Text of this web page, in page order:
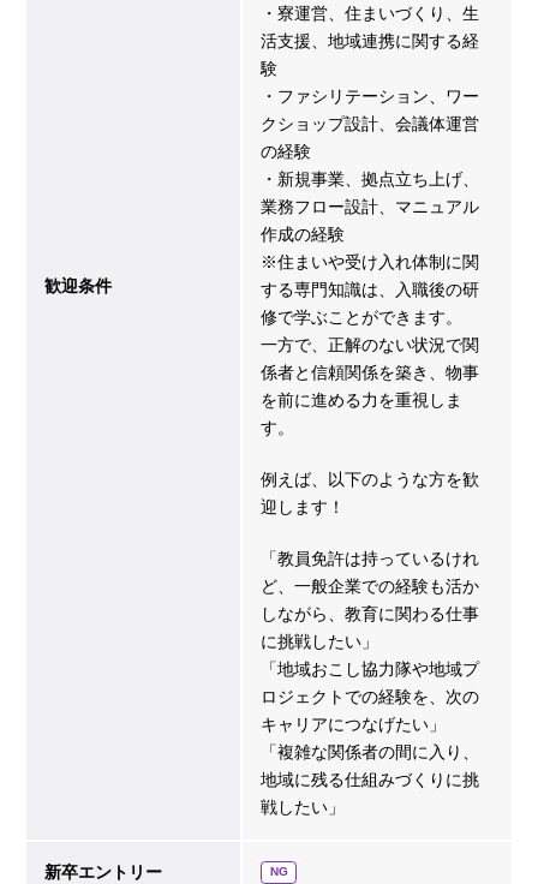
歓迎条件
・寮運営、住まいづくり、生
活支援、地域連携に関する経
験
・ファシリテーション、ワー
クショップ設計、会議体運営
の経験
・新規事業、拠点立ち上げ、
業務フロー設計、マニュアル
作成の経験
※住まいや受け入れ体制に関
する専門知識は、入職後の研
修で学ぶことができます。
一方で、正解のない状況で関
係者と信頼関係を築き、物事
を前に進める力を重視しま
す。
例えば、以下のような方を歓
迎します！
「教員免許は持っているけれ
ど、一般企業での経験も活か
しながら、教育に関わる仕事
に挑戦したい」
「地域おこし協力隊や地域プ
ロジェクトでの経験を、次の
キャリアにつなげたい」
「複雑な関係者の間に入り、
地域に残る仕組みづくりに挑
戦したい」
新卒エントリー NG